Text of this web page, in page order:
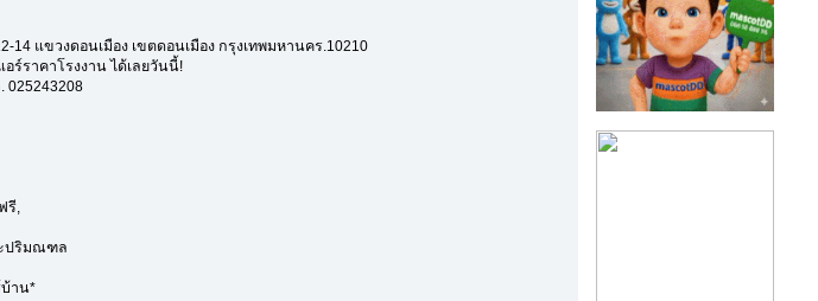
14 แขวงดอนเมือง เขตดอนเมือง กรุงเทพมหานคร.10210
ร์ราคาโรงงาน ได้เลยวันนี้!
025243208
รี,
ะปริมณฑล
บ้าน*